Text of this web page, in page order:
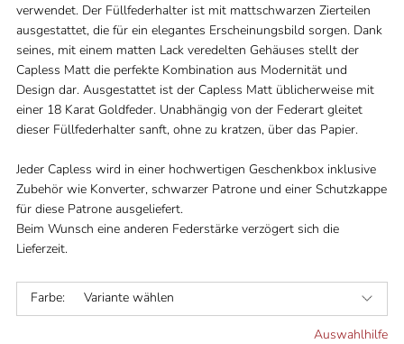
verwendet. Der Füllfederhalter ist mit mattschwarzen Zierteilen
ausgestattet, die für ein elegantes Erscheinungsbild sorgen. Dank
seines, mit einem matten Lack veredelten Gehäuses stellt der
Capless Matt die perfekte Kombination aus Modernität und
Design dar. Ausgestattet ist der Capless Matt üblicherweise mit
einer 18 Karat Goldfeder. Unabhängig von der Federart gleitet
dieser Füllfederhalter sanft, ohne zu kratzen, über das Papier.
Jeder Capless wird in einer hochwertigen Geschenkbox inklusive
Zubehör wie Konverter, schwarzer Patrone und einer Schutzkappe
für diese Patrone ausgeliefert.
Beim Wunsch eine anderen Federstärke verzögert sich die
Lieferzeit.
Farbe: Variante wählen
Auswahlhilfe